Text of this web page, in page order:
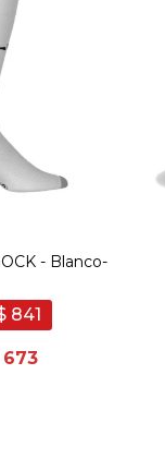
- Blanco-
841
673